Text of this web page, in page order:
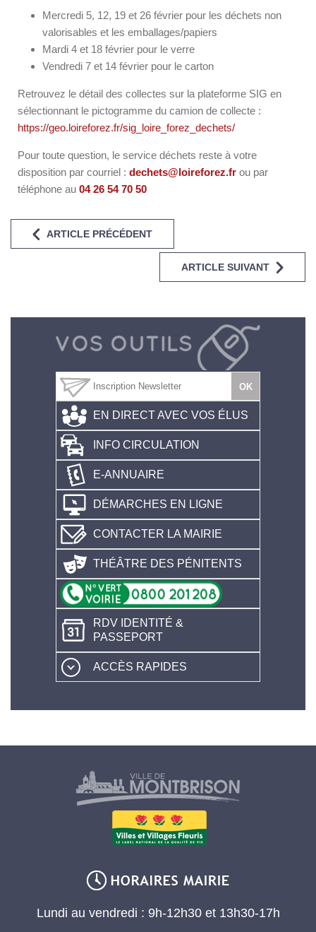
Mercredi 5, 12, 19 et 26 février pour les déchets non
valorisables et les emballages/papiers
Mardi 4 et 18 février pour le verre
Vendredi 7 et 14 février pour le carton
Retrouvez le détail des collectes sur la plateforme SIG en
sélectionnant le pictogramme du camion de collecte :
https://geo.loireforez.fr/sig_loire_forez_dechets/
Pour toute question, le service déchets reste à votre
disposition par courriel : dechets@loireforez.fr ou par
téléphone au 04 26 54 70 50
ARTICLE PRÉCÉDENT
ARTICLE SUIVANT
EN DIRECT AVEC VOS ÉLUS
INFO CIRCULATION
E-ANNUAIRE
DÉMARCHES EN LIGNE
CONTACTER LA MAIRIE
THÉÂTRE DES PÉNITENTS
RDV IDENTITÉ &
PASSEPORT
ACCÈS RAPIDES
Lundi au vendredi : 9h-12h30 et 13h30-17h